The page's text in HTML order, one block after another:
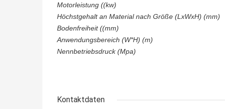
Motorleistung ((kw)
Höchstgehalt an Material nach Größe (LxWxH) (mm)
Bodenfreiheit ((mm)
Anwendungsbereich (W*H) (m)
Nennbetriebsdruck (Mpa)
Kontaktdaten